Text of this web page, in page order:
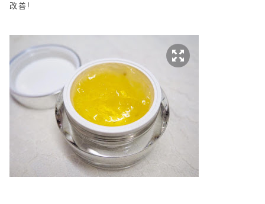
改善!